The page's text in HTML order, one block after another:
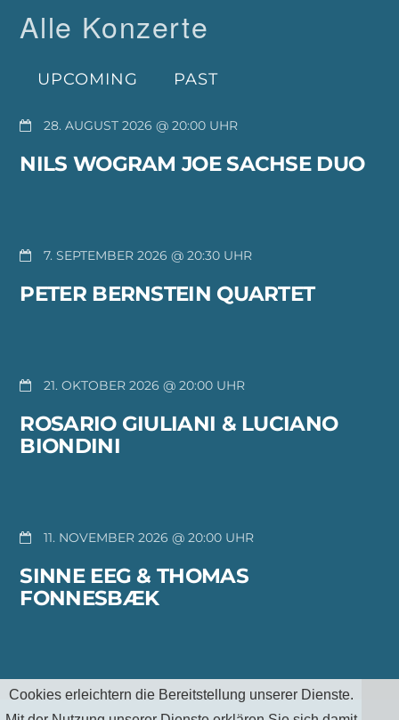
Alle Konzerte
UPCOMING PAST
28. AUGUST 2026 @ 20:00
NILS WOGRAM JOE SACHSE DUO
7. SEPTEMBER 2026 @ 20:30
PETER BERNSTEIN QUARTET
21. OKTOBER 2026 @ 20:00
ROSARIO GIULIANI & LUCIANO
BIONDINI
11. NOVEMBER 2026 @ 20:00
SINNE EEG & THOMAS
FONNESBÆK
Cookies erleichtern die Bereitstellung unserer Dienste.